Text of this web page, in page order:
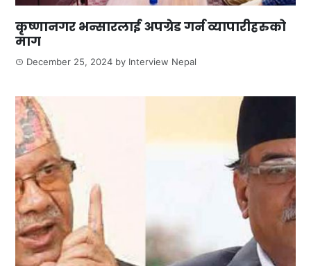
कृष्णानगर भन्सारलाई अपग्रेड गर्न व्यापारीहरुको
माग
December 25, 2024 by Interview Nepal